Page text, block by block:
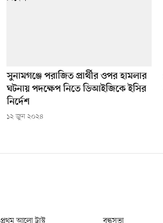
সুনামগঞ্জে পরাজিত প্রার্থীর ওপর হামলার
ঘটনায় পদক্ষেপ নিতে ডিআইজিকে ইসির
নির্দেশ
১২ জুন ২০২৪